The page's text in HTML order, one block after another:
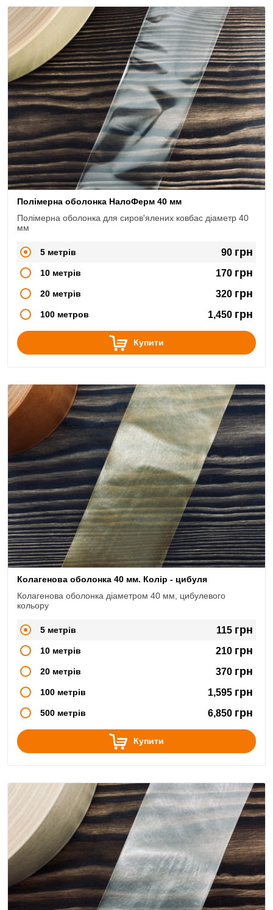
Полімерна оболонка НалоФерм 40 мм
Полімерна оболонка для сиров'ялених ковбас діаметр 40
мм
5 метрів 90 грн
10 метрів 170 грн
20 метрів 320 грн
100 метров 1,450 грн
Купити
Колагенова оболонка 40 мм. Колір - цибуля
Колагенова оболонка діаметром 40 мм, цибулевого
кольору
5 метрів 115 грн
10 метрів 210 грн
20 метрів 370 грн
100 метрів 1,595 грн
500 метрів 6,850 грн
Купити